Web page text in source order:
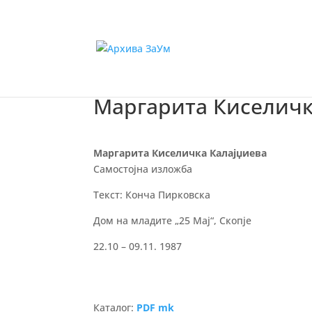
Маргарита
Маргарита Киселичка Калајџиева
Самостојна изложба
Текст: Конча Пирковска
Дом на младите „25 Мај“, Скопје
22.10 – 09.11. 1987
Каталог: PDF mk